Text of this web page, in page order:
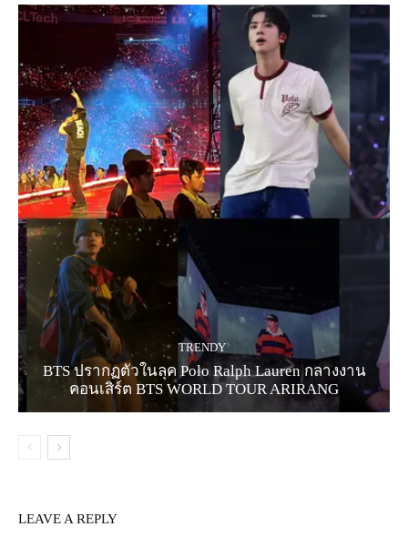
TRENDY
BTS ปรากฏตัวในลุค Polo Ralph Lauren กลางงาน
คอนเสิร์ต BTS WORLD TOUR ARIRANG
LEAVE A REPLY